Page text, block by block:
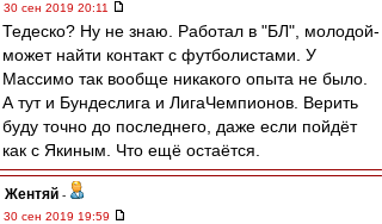
30 сен 2019 20:11
Тедеско? Ну не знаю. Работал в "БЛ", молодой-
может найти контакт с футболистами. У
Массимо так вообще никакого опыта не было.
А тут и Бундеслига и ЛигаЧемпионов. Верить
буду точно до последнего, даже если пойдёт
как с Якиным. Что ещё остаётся.
Жентяй -
30 сен 2019 19:59